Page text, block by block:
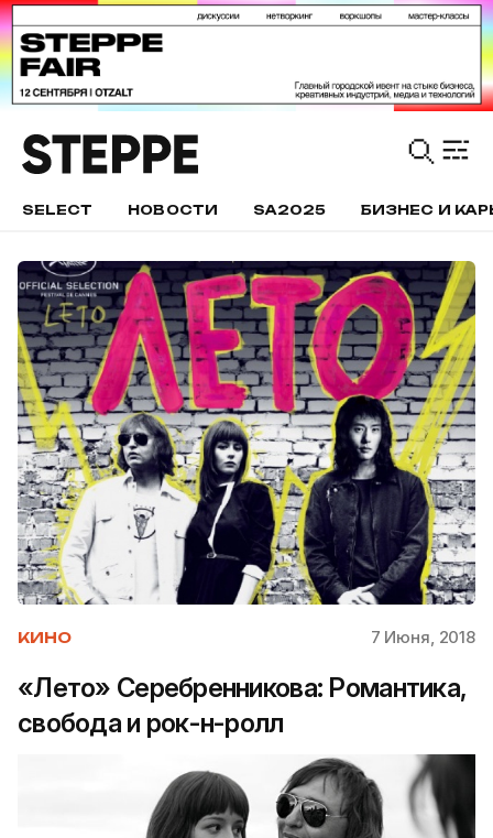
SELECT НОВОСТИ SA2025 БИЗНЕС И
КИНО 7 Июня, 2018
«Лето» Серебренникова: Романтика,
свобода и рок-н-ролл